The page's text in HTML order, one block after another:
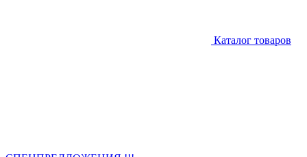
Каталог товаров